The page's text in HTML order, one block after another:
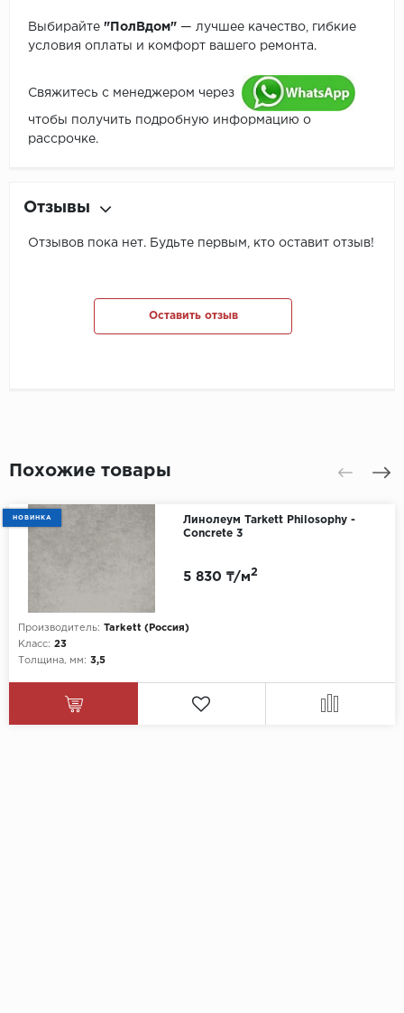
Выбирайте "ПолВдом" — лучшее качество, гибкие
условия оплаты и комфорт вашего ремонта.
Свяжитесь с менеджером через
чтобы получить подробную информацию о
рассрочке.
Отзывы
Отзывов пока нет. Будьте первым, кто оставит отзыв!
Оставить отзыв
Похожие товары
НОВИНКА
Линолеум Tarkett Philosophy -
Concrete 3
Производитель: Tarkett (Россия)
Класс: 23
Толщина, мм: 3,5
5 830 ₸/м2